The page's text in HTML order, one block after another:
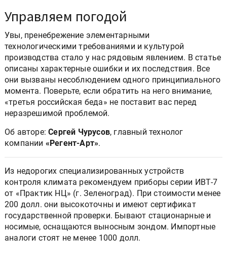
Управляем погодой
Увы, пренебрежение элементарными
технологическими требованиями и культурой
производства стало у нас рядовым явлением. В статье
описаны характерные ошибки и их последствия. Все
они вызваны несоблюдением одного принципиального
момента. Поверьте, если обратить на него внимание,
«третья российская беда» не поставит вас перед
неразрешимой проблемой.
Об авторе:Сергей Чурусов, главный технолог
компании «Регент-Арт».
Из недорогих специализированных устройств
контроля климата рекомендуем приборы серии ИВТ-7
от «Практик НЦ» (г. Зеленоград). При стоимости менее
200 долл. они высокоточны и имеют сертификат
государственной проверки. Бывают стационарные и
носимые, оснащаются выносным зондом. Импортные
аналоги стоят не менее 1000 долл.